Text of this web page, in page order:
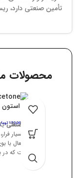
تأمین صنعتی دارد،
محصولات
استون
150,000
استون صنعتی
شیمیایی بسیار
قابل اشتعال با
خاص است که در
صنایع به عنوان
حل‌کننده رنگ،